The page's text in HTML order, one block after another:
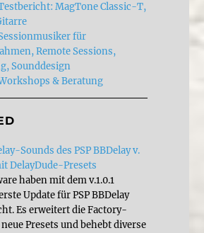
MagTone Classic-T,
für
Remote Sessions,
Sounddesign
& Beratung
Sounds des PSP BBDelay v.
DelayDude-Presets
haben mit dem v.1.0.1
Update für PSP BBDelay
Es erweitert die Factory-
Presets und behebt diverse